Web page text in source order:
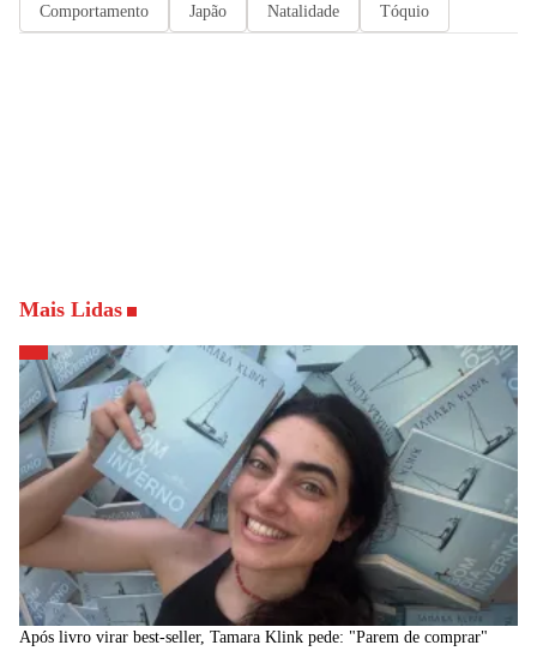
Comportamento Japão Natalidade Tóquio
Mais Lidas
Após livro virar best-seller, Tamara Klink pede: "Parem de comprar"